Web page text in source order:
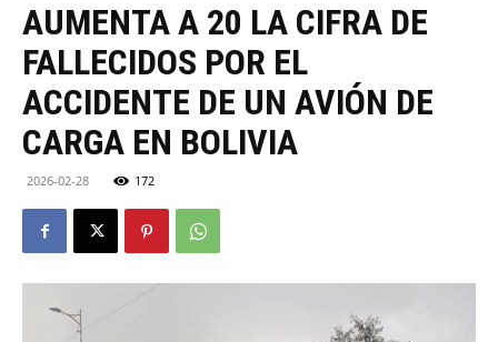
AUMENTA A 20 LA CIFRA DE
FALLECIDOS POR EL
ACCIDENTE DE UN AVIÓN DE
CARGA EN BOLIVIA
2026-02-28 172